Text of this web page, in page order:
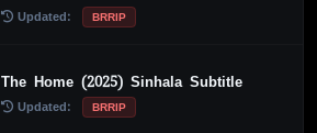
Updated: BRRIP
The Home (2025) Sinhala Subtitle
Updated: BRRIP